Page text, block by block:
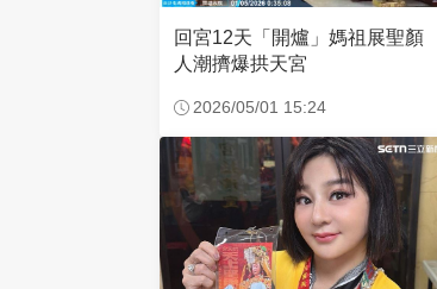
回宮12天「開爐」媽祖展聖顏
人潮擠爆拱天宮
2026/05/01 15:24